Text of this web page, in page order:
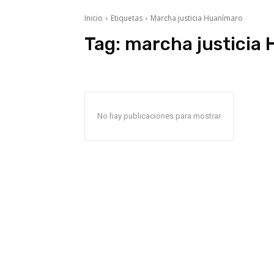
Inicio Etiquetas Marcha justicia Huanímaro
Tag: marcha justicia
No hay publicaciones para mostrar